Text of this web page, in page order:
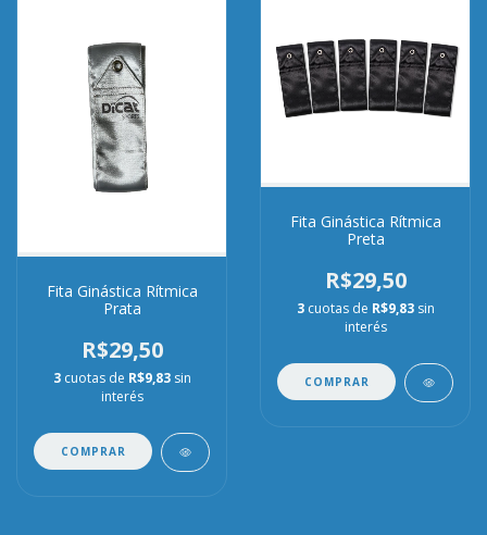
Fita Ginástica Rítmica
Prata
R$29,50
3 cuotas de R$9,83 sin
interés
COMPRAR
Fita Ginástica Rítmica
Preta
R$29,50
3 cuotas de R$9,83 sin
interés
COMPRAR